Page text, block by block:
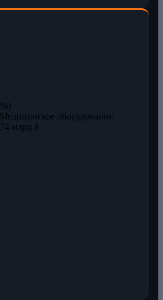
оборудование
млрд $